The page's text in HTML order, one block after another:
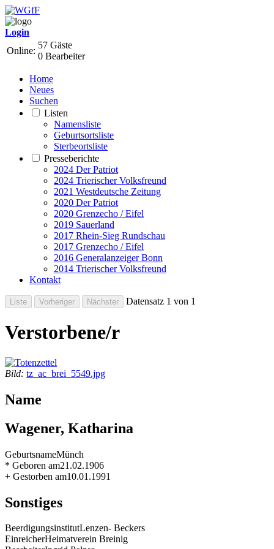
Login
Online:
57 Gäste
0 Bearbeiter
Home
Neues
Suchen
Listen
Namensliste
Geburtsortsliste
Sterbeortsliste
Presseberichte
2024 Der Patriot
2024 Trierischer Volksfreund
2021 Westdeutsche Zeitung
2020 Der Patriot
2020 Grenzecho / Eifel
2019 Sauerland
2017 Rhein-Sieg Rundschau
2017 Grenzecho / Eifel
2016 Generalanzeiger Bonn
2014 Trierischer Volksfreund
Kontakt
Datensatz 1 von 1
Verstorbene/r
Bild: tz_ac_brei_5549.jpg
Name
Wagener, Katharina
GeburtsnameMünch
* Geboren am21.02.1906
+ Gestorben am10.01.1991
Sonstiges
BeerdigungsinstitutLenzen- Beckers
EinreicherHeimatverein Breinig